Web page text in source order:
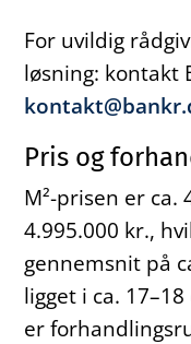
For uvildig
løsning: kontakt
Pris og
M²-prisen er ca.
4.995.000 kr.,
gennemsnit på
ligget i ca.
er